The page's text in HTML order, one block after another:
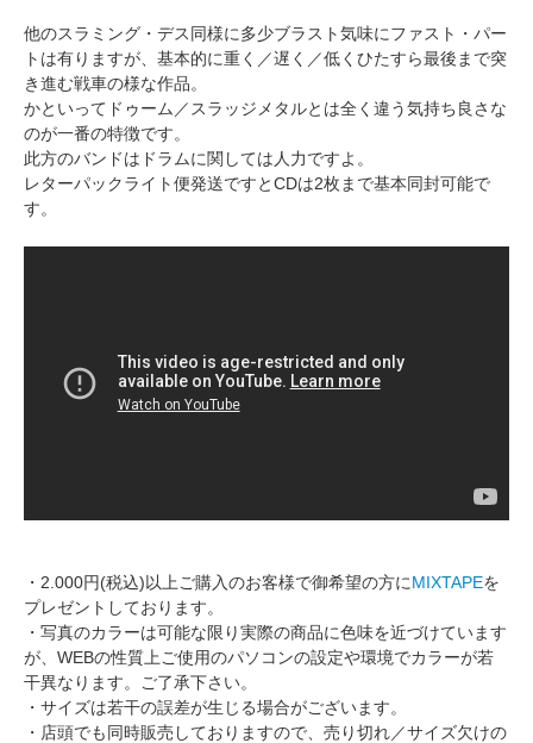
他のスラミング・デス同様に多少ブラスト気味にファスト・パー
トは有りますが、基本的に重く／遅く／低くひたすら最後まで突
き進む戦車の様な作品。
かといってドゥーム／スラッジメタルとは全く違う気持ち良さな
のが一番の特徴です。
此方のバンドはドラムに関しては人力ですよ。
レターパックライト便発送ですとCDは2枚まで基本同封可能で
す。
・2.000円(税込)以上ご購入のお客様で御希望の方にMIXTAPEを
プレゼントしております。
・写真のカラーは可能な限り実際の商品に色味を近づけています
が、WEBの性質上ご使用のパソコンの設定や環境でカラーが若
干異なります。ご了承下さい。
・サイズは若干の誤差が生じる場合がございます。
・店頭でも同時販売しておりますので、売り切れ／サイズ欠けの